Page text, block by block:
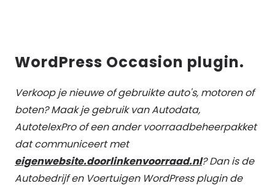
WordPress Occasion plugin.
Verkoop je nieuwe of gebruikte auto's, motoren of
boten? Maak je gebruik van Autodata,
AutotelexPro of een ander voorraadbeheerpakket
dat communiceert met
eigenwebsite.doorlinkenvoorraad.nl? Dan is de
Autobedrijf en Voertuigen WordPress plugin de